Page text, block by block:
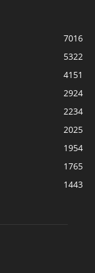
7016
5322
4151
2924
2234
2025
1954
1765
1443